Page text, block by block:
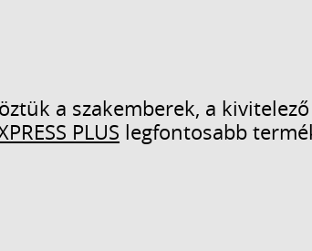
a szakemberek, a
PLUS legfontosabb